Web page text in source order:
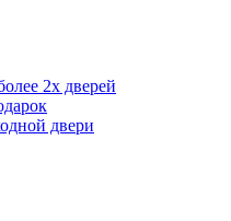
2х дверей
двери